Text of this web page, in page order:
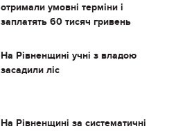
отримали умовні терміни і
заплатять 60 тисяч гривень
На Рівненщині учні з владою
засадили ліс
На Рівненщині за систематичні